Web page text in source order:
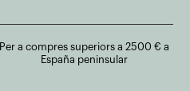
Per a compres superiors a 2500 € a
España peninsular